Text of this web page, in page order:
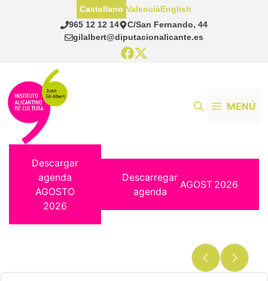
965 12 12 14
C/San Fernando, 44
gilalbert@diputacionalicante.es
Castellano ValenciàEnglish
MENÚ
Descargar
agenda
AGOSTO
2026
Descarregar
agenda
AGOST 2026